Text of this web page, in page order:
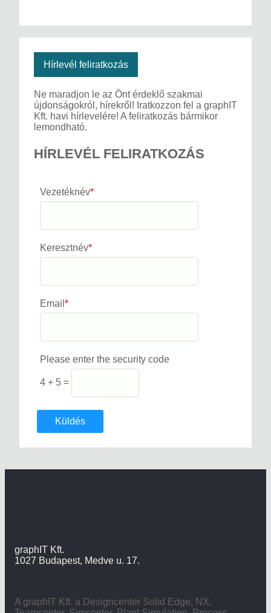
Hírlevél feliratkozás
Ne maradjon le az Önt érdeklő szakmai
újdonságokról, hírekről! Iratkozzon fel a graphIT
Kft. havi hírlevelére! A feliratkozás bármikor
lemondható.
HÍRLEVÉL FELIRATKOZÁS
Vezetéknév*
Keresztnév*
Email *
Please enter the security code
4 + 5 =
Küldés
graphIT Kft.
1027 Budapest, Medve u. 17.
A graphIT Kft. a Designcenter Solid Edge, NX,